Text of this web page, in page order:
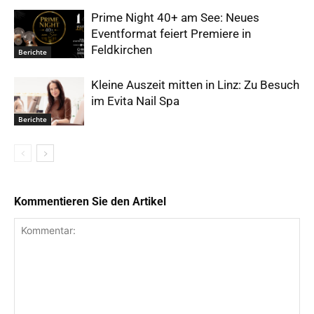
Berichte
Prime Night 40+ am See: Neues
Eventformat feiert Premiere in
Feldkirchen
Berichte
Kleine Auszeit mitten in Linz: Zu Besuch
im Evita Nail Spa
Kommentieren Sie den Artikel